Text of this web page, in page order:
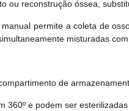
ou reconstrução óssea,
permite a coleta de
misturadas
de
360º e podem ser